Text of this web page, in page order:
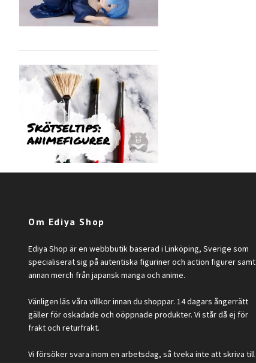
Om Ediya Shop
Ediya Shop är en webbbutik baserad i Linköping, Sverige som
specialiserat sig på autentiska figuriner och action figurer samt
annan merch från japansk manga och anime.
Vänligen läs våra villkor innan du shoppar. 14 dagars ångerrätt
gäller för oskadade och oöppnade produkter. Vi står då ej för
frakt och returfrakt.
Vi försöker svara inom en arbetsdag, så tveka inte att skriva till